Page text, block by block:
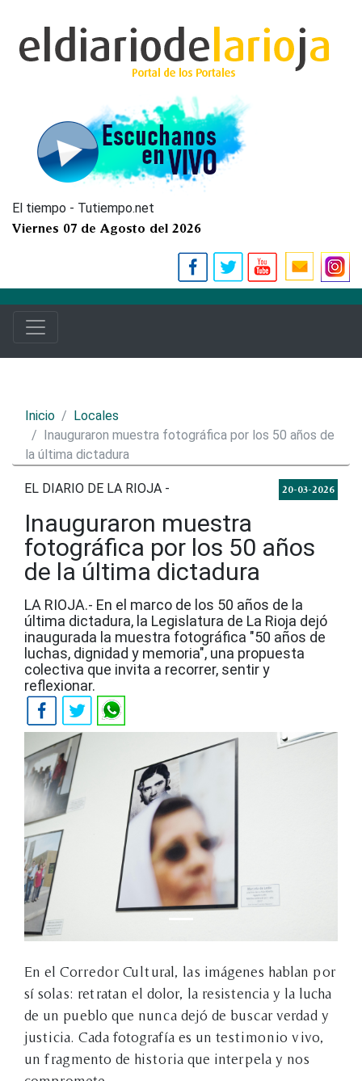
El tiempo - Tutiempo.net
Viernes 07 de Agosto del 2026
Inicio
Locales
Inauguraron muestra fotográfica por los 50 años de
la última dictadura
20-03-2026
EL DIARIO DE LA RIOJA -
Inauguraron muestra
fotográfica por los 50 años
de la última dictadura
LA RIOJA.- En el marco de los 50 años de la
última dictadura, la Legislatura de La Rioja dejó
inaugurada la muestra fotográfica "50 años de
luchas, dignidad y memoria", una propuesta
colectiva que invita a recorrer, sentir y
reflexionar.
En el Corredor Cultural, las imágenes hablan por
sí solas: retratan el dolor, la resistencia y la lucha
de un pueblo que nunca dejó de buscar verdad y
justicia. Cada fotografía es un testimonio vivo,
un fragmento de historia que interpela y nos